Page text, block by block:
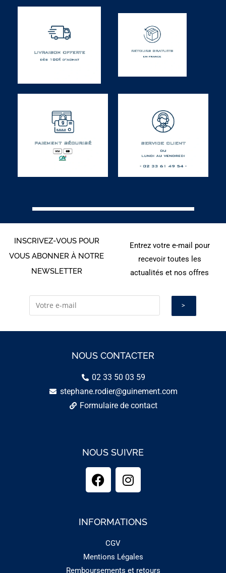
INSCRIVEZ-VOUS POUR
VOUS ABONNER À NOTRE
NEWSLETTER
Entrez votre e-mail pour
recevoir toutes les
actualités et nos offres
NOUS CONTACTER
02 33 50 03 59
stephane.rodier@guinement.com
Formulaire de contact
NOUS SUIVRE
INFORMATIONS
CGV
Mentions Légales
Remboursements et retours